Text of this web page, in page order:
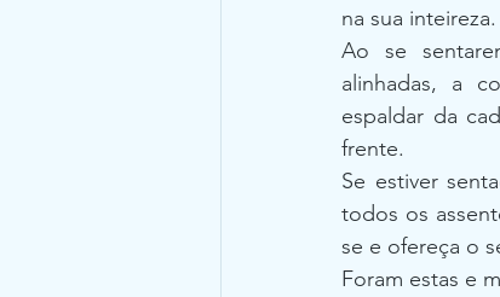
na sua inteireza.
Ao se
alinhadas, a
espaldar da
frente.
Se estiver
todos os
se e ofereça o
Foram estas e